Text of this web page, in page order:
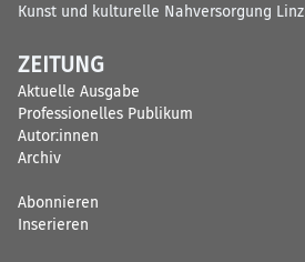
Kunst und kulturelle Nahversorgung Linz
ZEITUNG
Aktuelle Ausgabe
Professionelles Publikum
Autor:innen
Archiv
Abonnieren
Inserieren